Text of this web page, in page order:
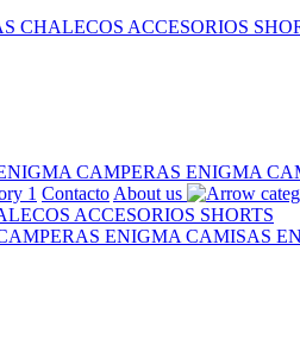
CHALECOS ACCESORIOS
CAMPERAS ENIGMA
Contacto About us
ACCESORIOS SHORTS
ENIGMA CAMISAS